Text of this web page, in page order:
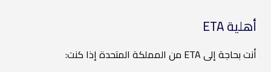
أهلية ETA
أنت بحاجة إلى ETA من المملكة المتحدة إذا كنت: